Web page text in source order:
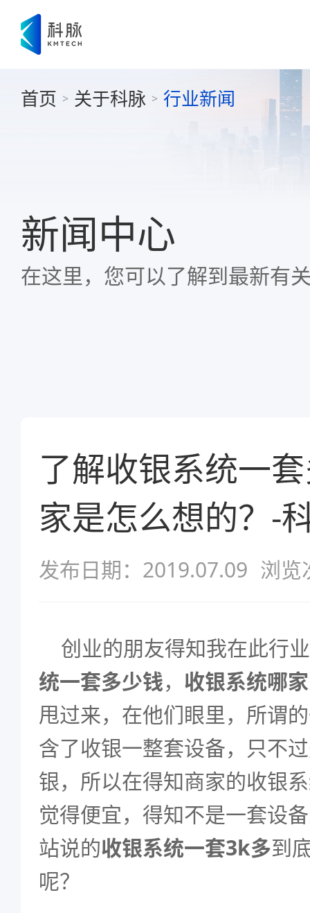
首页 > 关于科脉 > 行业新闻
新闻中心
在这里，您可以了解到最新有
了解收银系统一
家是怎么想的？-
发布日期：2019.07.09 浏览
创业的朋友得知我在此行
统一套多少钱， 收银系统哪
甩过来，在他们眼里，所谓
含了收银一整套设备，只不
银，所以在得知商家的收银
觉得便宜，得知不是一套设
站说的收银系统一套3k多到
呢？